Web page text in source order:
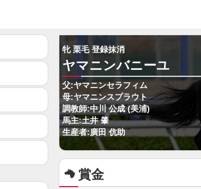
牝 栗毛 登録抹消
ヤマニンバニーユ
父:ヤマニンセラフィム
母:ヤマニンスプラウト
調教師:中川 公成 (美浦)
馬主:土井 肇
生産者:廣田 伉助
賞金